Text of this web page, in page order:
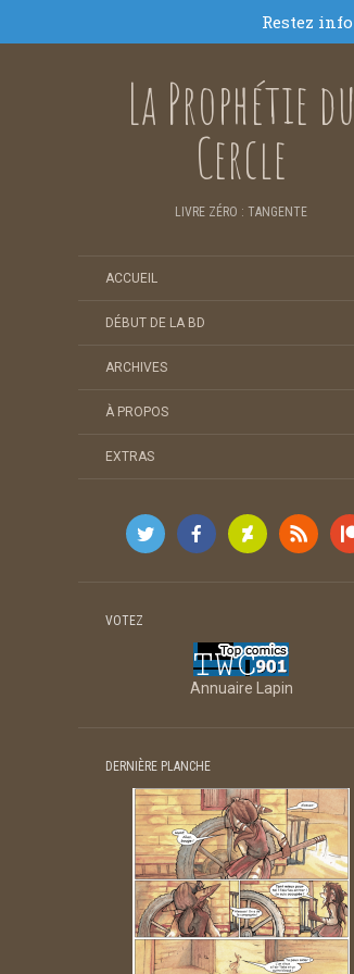
La Prophétie du
Cercle
LIVRE ZÉRO : TANGENTE
ACCUEIL
DÉBUT DE LA BD
ARCHIVES
À PROPOS
EXTRAS
VOTEZ
Annuaire Lapin
DERNIÈRE PLANCHE